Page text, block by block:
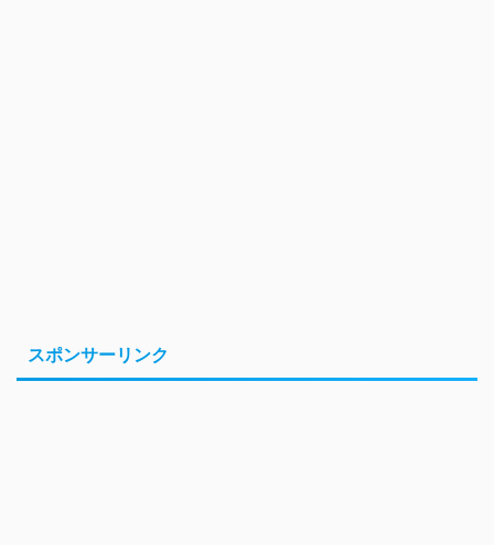
スポンサーリンク